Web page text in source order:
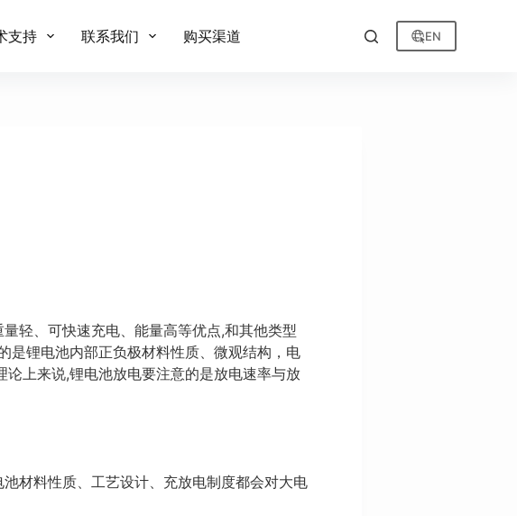
支持 联系我们 购买渠道 EN
轻、可快速充电、能量高等优点,和其他类型
是锂电池内部正负极材料性质、微观结构，电
上来说,锂电池放电要注意的是放电速率与放
材料性质、工艺设计、充放电制度都会对大电